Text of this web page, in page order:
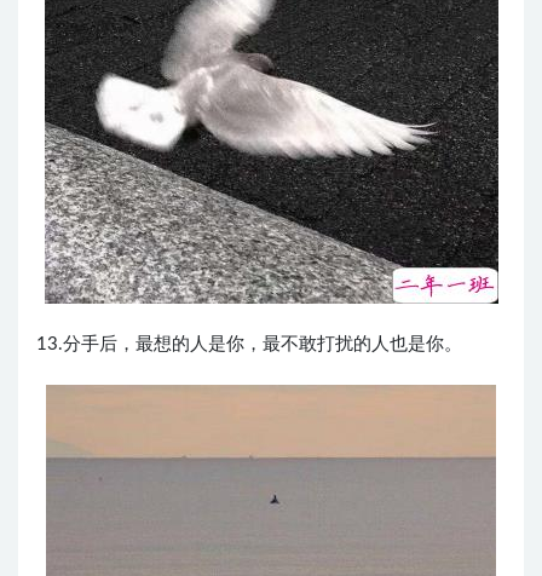
13.分手后，最想的人是你，最不敢打扰的人也是你。